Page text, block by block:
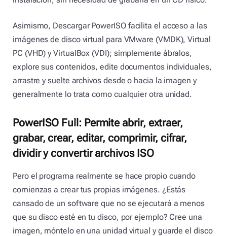
Asimismo, Descargar PowerISO facilita el acceso a las
imágenes de disco virtual para VMware (VMDK), Virtual
PC (VHD) y VirtualBox (VDI); simplemente ábralos,
explore sus contenidos, edite documentos individuales,
arrastre y suelte archivos desde o hacia la imagen y
generalmente lo trata como cualquier otra unidad.
PowerISO Full: Permite abrir, extraer,
grabar, crear, editar, comprimir, cifrar,
dividir y convertir archivos ISO
Pero el programa realmente se hace propio cuando
comienzas a crear tus propias imágenes. ¿Estás
cansado de un software que no se ejecutará a menos
que su disco esté en tu disco, por ejemplo? Cree una
imagen, móntelo en una unidad virtual y guarde el disco